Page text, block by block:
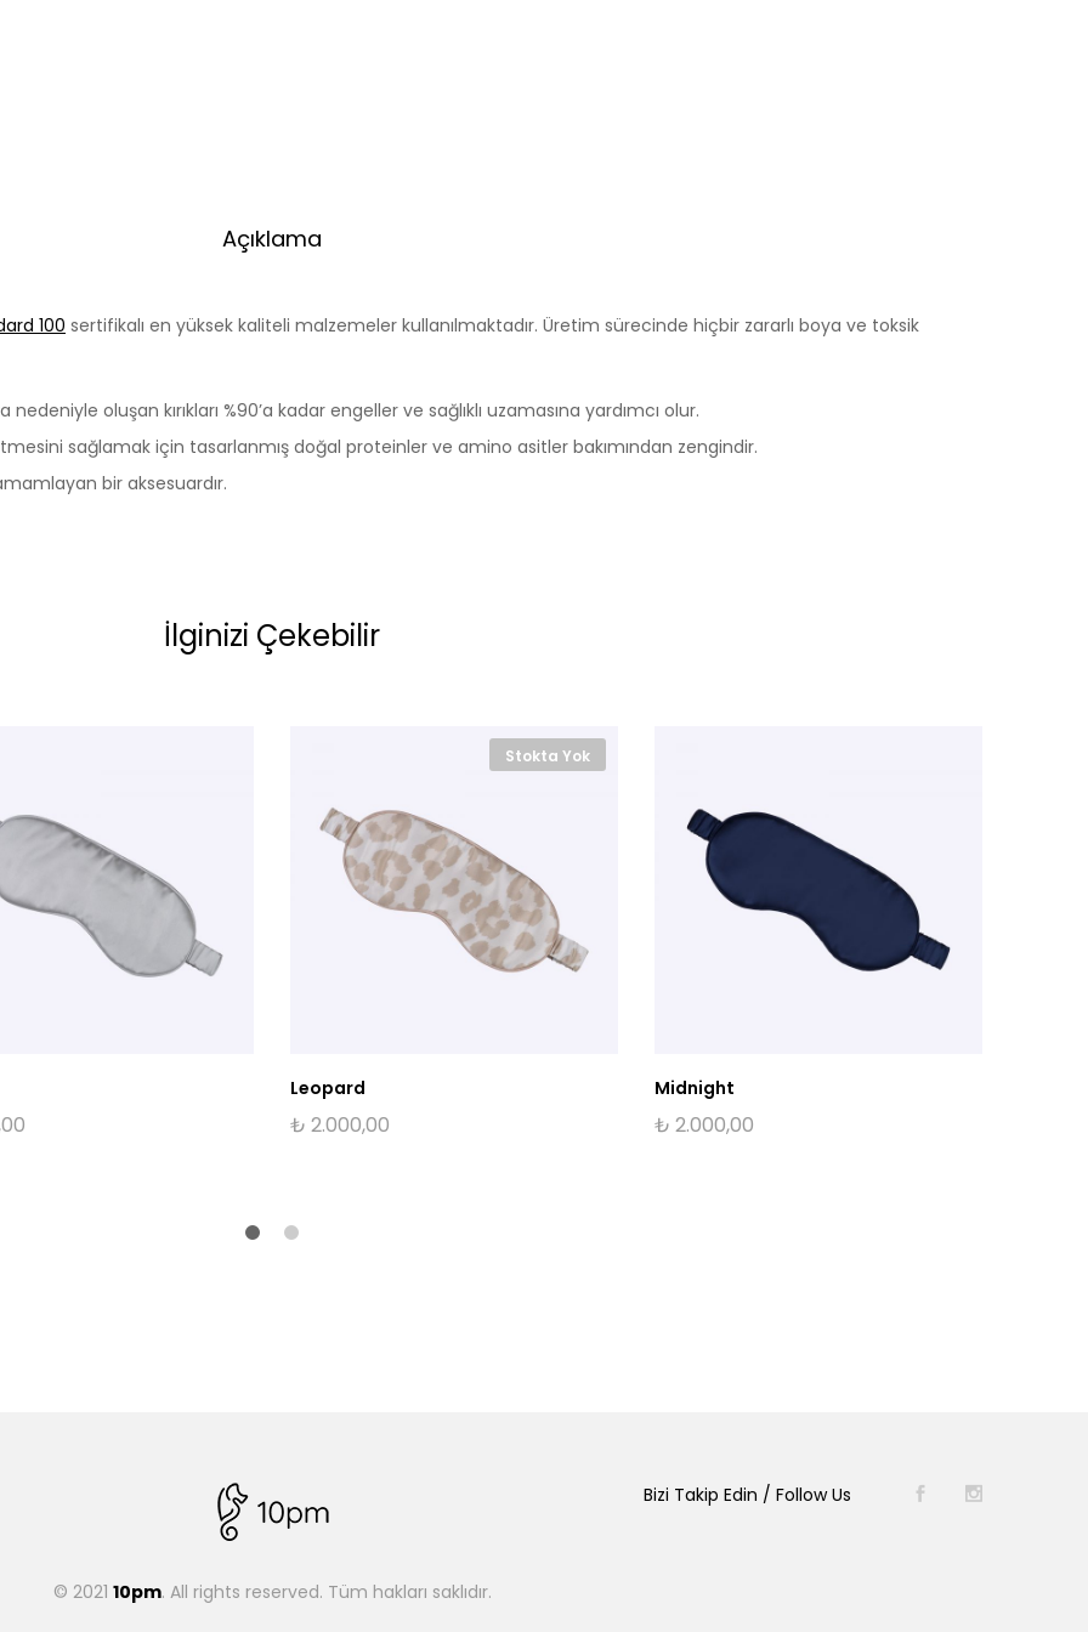
Açıklama
100 sertifikalı en yüksek kaliteli malzemeler kullanılmaktadır. Üretim sürecinde hiçbir zararlı boya ve toksik
oluşan kırıkları %90’a kadar engeller ve sağlıklı uzamasına yardımcı olur.
sağlamak için tasarlanmış doğal proteinler ve amino asitler bakımından zengindir.
bir aksesuardır.
İlginizi Çekebilir
Stokta Yok
Leopard
₺ 2.000,00
Midnight
₺ 2.000,00
© 2021 10pm. All rights reserved. Tüm hakları saklıdır.
Bizi Takip Edin / Follow Us